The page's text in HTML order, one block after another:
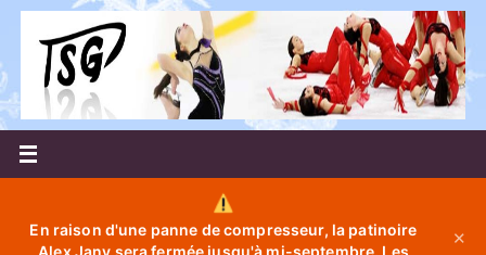
Passer
contenu
En raison d'une panne de compresseur, la patinoire
Alex Jany sera fermée jusqu'à mi-septembre. Les
✕